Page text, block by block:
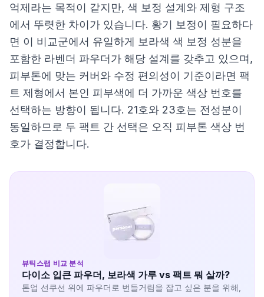
억제라는 목적이 같지만, 색 보정 설계와 제형 구조
에서 뚜렷한 차이가 있습니다. 황기 보정이 필요하다
면 이 비교군에서 유일하게 보라색 색 보정 성분을
포함한 라벤더 파우더가 해당 설계를 갖추고 있으며,
피부톤에 맞는 커버와 수정 편의성이 기준이라면 팩
트 제형에서 본인 피부색에 더 가까운 색상 번호를
선택하는 방향이 됩니다. 21호와 23호는 전성분이
동일하므로 두 팩트 간 선택은 오직 피부톤 색상 번
호가 결정합니다.
뷰틱스랩 비교 분석
다이소 입큰 파우더, 보라색 가루 vs 팩트 뭐 살까?
톤업 선쿠션 위에 파우더로 번들거림을 잡고 싶은 분을 위해,